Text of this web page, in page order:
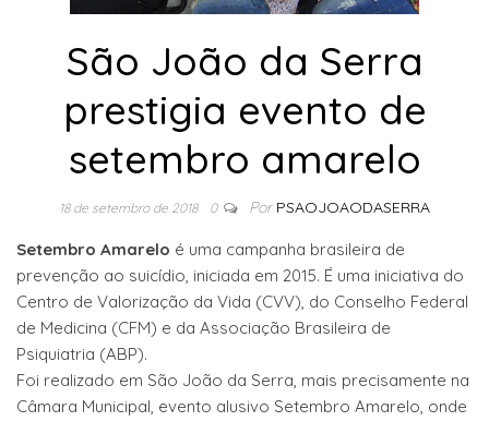
São João da Serra
prestigia evento de
setembro amarelo
18 de setembro de 2018 0 Por PSAOJOAODASERRA
Setembro Amarelo é uma campanha brasileira de
prevenção ao suicídio, iniciada em 2015. É uma iniciativa do
Centro de Valorização da Vida (CVV), do Conselho Federal
de Medicina (CFM) e da Associação Brasileira de
Psiquiatria (ABP).
Foi realizado em São João da Serra, mais precisamente na
Câmara Municipal, evento alusivo Setembro Amarelo, onde